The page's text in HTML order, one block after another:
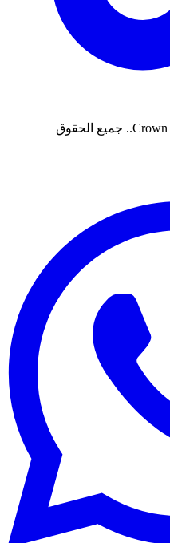
Crown
. جميع الحقوق